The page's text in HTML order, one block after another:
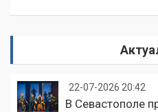
22-07-2026 20:42
В Севастополе